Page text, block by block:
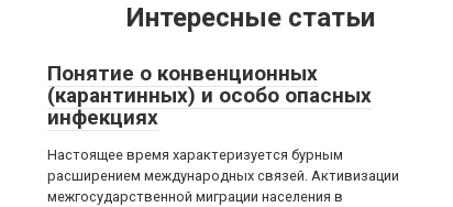
Интересные статьи
Понятие о конвенционных
(карантинных) и особо опасных
инфекциях
Настоящее время характеризуется бурным
расширением международных связей. Активизации
межгосударственной миграции населения в